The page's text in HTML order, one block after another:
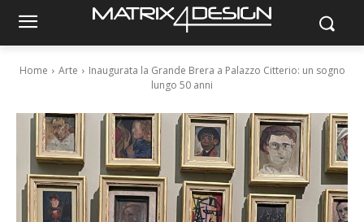
Home Arte
Inaugurata la Grande Brera a Palazzo Citterio: un sogno
lungo 50 anni